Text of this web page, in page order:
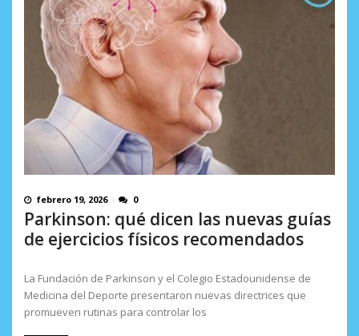
febrero 19, 2026 0
Parkinson: qué dicen las nuevas guías
de ejercicios físicos recomendados
La Fundación de Parkinson y el Colegio Estadounidense de
Medicina del Deporte presentaron nuevas directrices que
promueven rutinas para controlar los